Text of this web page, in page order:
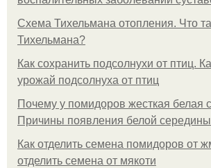
Схема Тихельмана отопления. Что
Тихельмана?
Как сохранить подсолнухи от птиц.
урожай подсолнуха от птиц
Почему у помидоров жесткая белая
Причины появления белой
Как отделить семена помидоров от
отделить семена от мякоти